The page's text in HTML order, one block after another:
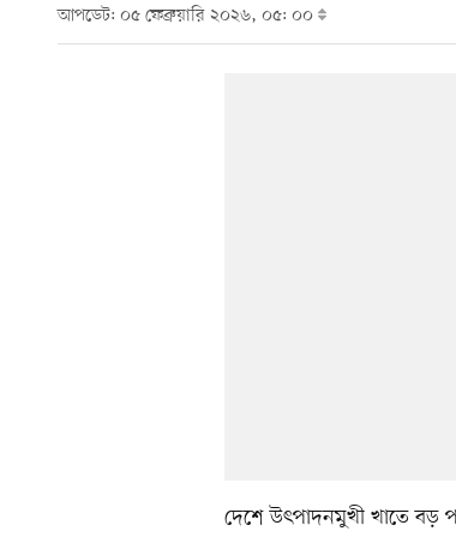
আপডেট: ০৫ ফেব্রুয়ারি ২০২৬, ০৫: ০০
দেশে উৎপাদনমুখী খাতে বড়